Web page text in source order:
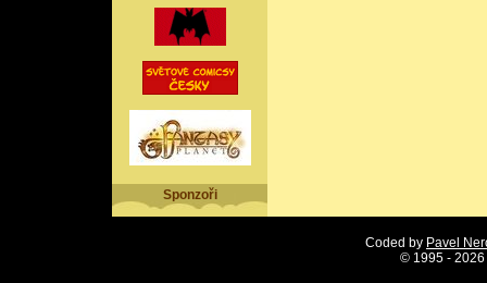
Sponzoři
Coded by Pavel
© 1995 -